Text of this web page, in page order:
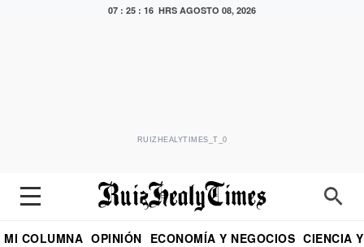
07 : 25 : 16 HRS AGOSTO 08, 2026
RUIZHEALYTIMES_T_0
MI COLUMNA OPINIÓN ECONOMÍA Y NEGOCIOS CIENCIA